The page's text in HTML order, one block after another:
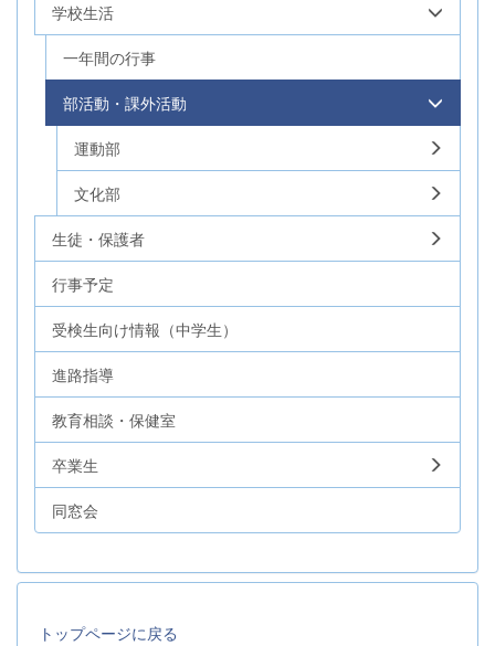
学校生活
一年間の行事
部活動・課外活動
運動部
文化部
生徒・保護者
行事予定
受検生向け情報（中学生）
進路指導
教育相談・保健室
卒業生
同窓会
トップページに戻る